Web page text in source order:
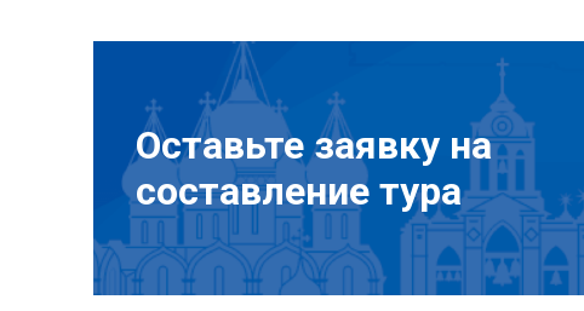
Оставьте заявку на
составление тура